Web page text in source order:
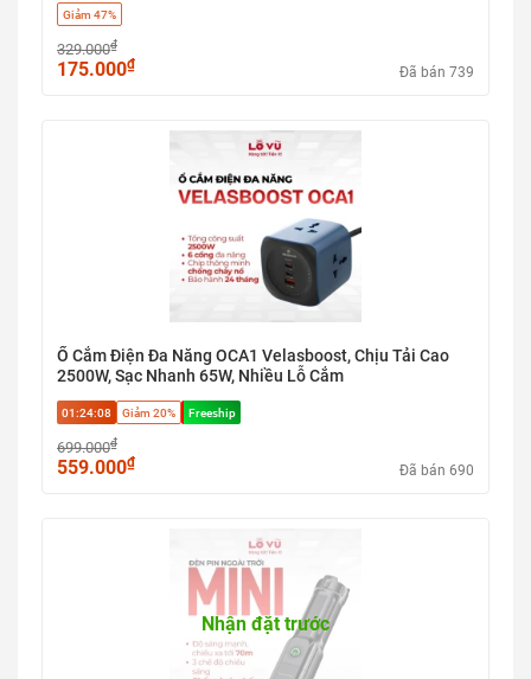
Giảm 47%
329.000₫
175.000₫ Đã bán 739
Ổ Cắm Điện Đa Năng OCA1 Velasboost, Chịu Tải Cao
2500W, Sạc Nhanh 65W, Nhiều Lỗ Cắm
01:24:07 Giảm 20% Freeship
699.000₫
559.000₫ Đã bán 690
Nhận đặt trước